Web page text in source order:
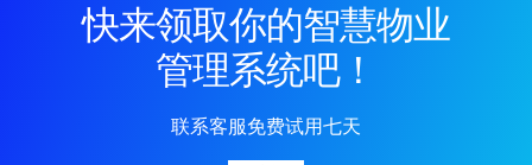
快来领取你的智慧物业
管理系统吧！
联系客服免费试用七天